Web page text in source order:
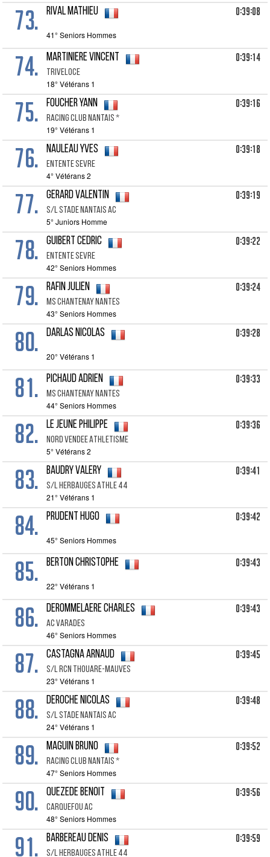
73. RIVAL Mathieu 0:39:08
41° Seniors Hommes
74. MARTINIERE Vincent
Triveloce
0:39:14
18° Vétérans 1
75. FOUCHER Yann
Racing Club Nantais *
0:39:16
19° Vétérans 1
76. NAULEAU Yves
Entente Sevre
0:39:18
4° Vétérans 2
77. GERARD Valentin
S/l Stade Nantais Ac
0:39:19
5° Juniors Homme
78. GUIBERT Cedric
Entente Sevre
0:39:22
42° Seniors Hommes
79. RAFIN Julien
Ms Chantenay Nantes
0:39:24
43° Seniors Hommes
80. DARLAS Nicolas 0:39:28
20° Vétérans 1
81. PICHAUD Adrien
Ms Chantenay Nantes
0:39:33
44° Seniors Hommes
82. LE JEUNE Philippe
Nord Vendee Athletisme
0:39:36
5° Vétérans 2
83. BAUDRY Valery
S/l Herbauges Athle 44
0:39:41
21° Vétérans 1
84. PRUDENT Hugo 0:39:42
45° Seniors Hommes
85. BERTON Christophe 0:39:43
22° Vétérans 1
86. DEROMMELAERE Charles
Ac Varades
0:39:43
46° Seniors Hommes
87. CASTAGNA Arnaud
S/l Rcn Thouare-mauves
0:39:45
23° Vétérans 1
88. DEROCHE Nicolas
S/l Stade Nantais Ac
0:39:48
24° Vétérans 1
89. MAGUIN Bruno
Racing Club Nantais *
0:39:52
47° Seniors Hommes
90. QUEZEDE Benoit
Carquefou Ac
0:39:56
48° Seniors Hommes
91. BARBEREAU Denis
S/l Herbauges Athle 44
0:39:59